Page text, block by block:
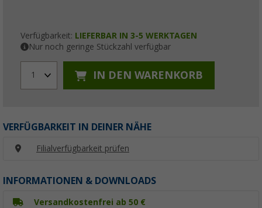
Verfügbarkeit: LIEFERBAR IN 3-5 WERKTAGEN
Nur noch geringe Stückzahl verfügbar
1 IN DEN WARENKORB
VERFÜGBARKEIT IN DEINER NÄHE
Filialverfügbarkeit prüfen
INFORMATIONEN & DOWNLOADS
Versandkostenfrei ab 50 €